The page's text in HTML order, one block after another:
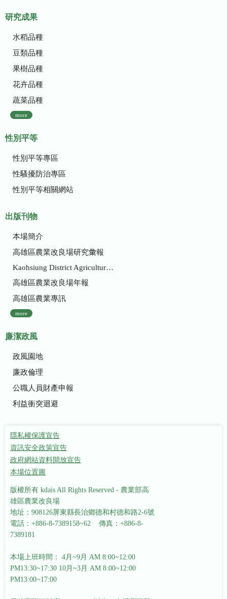
研究成果
水稻品種
豆類品種
果樹品種
花卉品種
蔬菜品種
more
性別平等
性別平等專區
性騷擾防治專區
性別平等相關網站
出版刊物
本場簡介
高雄區農業改良場研究彙報
Kaohsiung District Agricultural Research and Extension Station
高雄區農業改良場年報
高雄區農業專訊
more
廉潔政風
政風園地
廉政倫理
公職人員財產申報
利益衝突迴避
隱私權保護宣告
資訊安全政策宣告
政府網站資料開放宣告
本場位置圖
版權所有 kdais All Rights Reserved - 農業部高
雄區農業改良場
地址：908126屏東縣長治鄉德和村德和路2-6號
電話：+886-8-7389158~62 傳真：+886-8-
7389181
本場上班時間： 4月~9月 AM 8:00~12:00
PM13:30~17:30 10月~3月 AM 8:00~12:00
PM13:00~17:00